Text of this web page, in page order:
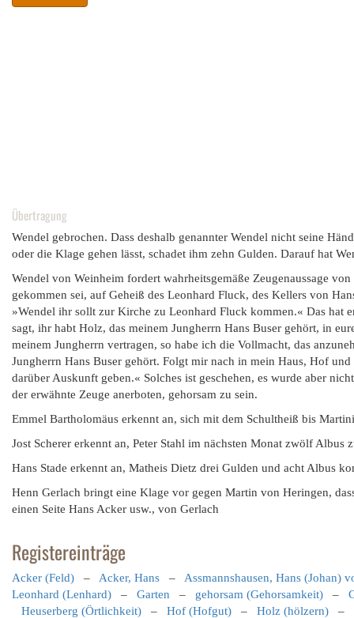
Übertragung
Wendel gebrochen. Dass deshalb genannter Wendel nicht seine
oder die Klage gehen lässt, schadet ihm zehn Gulden. Darauf hat
Wendel von Weinheim fordert wahrheitsgemäße Zeugenaussage
gekommen sei, auf Geheiß des Leonhard Fluck, des Kellers von
»Wendel ihr sollt zur Kirche zu Leonhard Fluck kommen.« Das hat
sagt, ihr habt Holz, das meinem Jungherrn Hans Buser gehört, in
meinem Jungherrn vertragen, so habe ich die Vollmacht, das
Jungherrn Hans Buser gehört. Folgt mir nach in mein Haus, Hof
darüber Auskunft geben.« Solches ist geschehen, es wurde aber
der erwähnte Zeuge anerboten, gehorsam zu sein.
Emmel Bartholomäus erkennt an, sich mit dem Schultheiß bis
Jost Scherer erkennt an, Peter Stahl im nächsten Monat zwölf Albus
Hans Stade erkennt an, Matheis Dietz drei Gulden und acht Albus
Henn Gerlach bringt eine Klage vor gegen Martin von Heringen,
einen Seite Hans Acker usw., von Gerlach
Registereinträge
Acker (Feld) – Acker, Hans – Assmannshausen, Hans (Johan)
Leonhard (Lenhard) – Garten – gehorsam (Gehorsamkeit) –
Heuserberg (Örtlichkeit) – Hof (Hofgut) – Holz (hölzern) –